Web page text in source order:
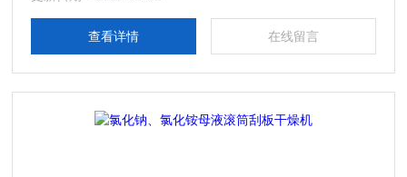
查看详情 在线留言